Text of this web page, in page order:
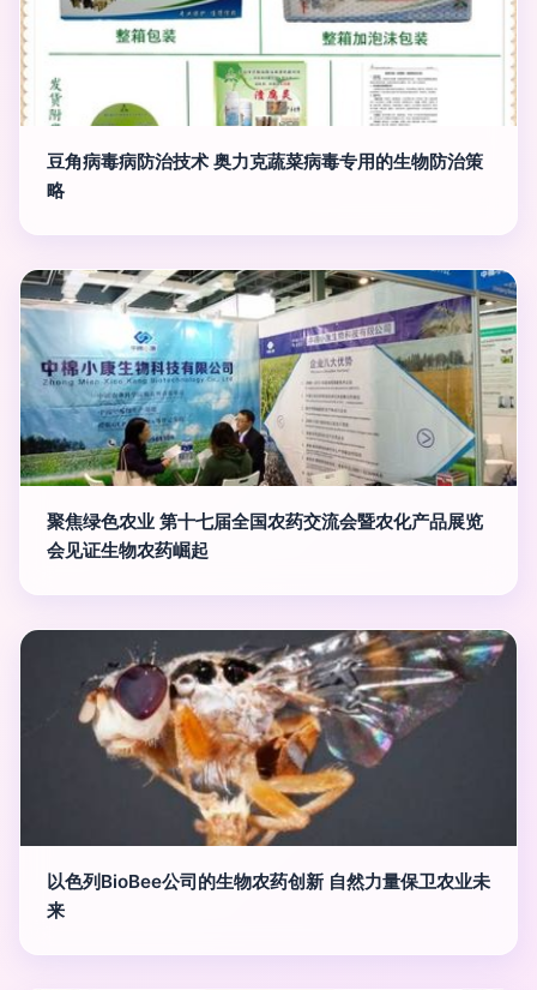
豆角病毒病防治技术 奥力克蔬菜病毒专用的生物防治策
略
聚焦绿色农业 第十七届全国农药交流会暨农化产品展览
会见证生物农药崛起
以色列BioBee公司的生物农药创新 自然力量保卫农业未
来